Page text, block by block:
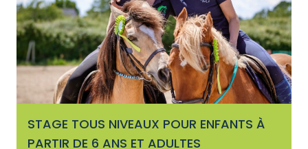
STAGE TOUS NIVEAUX POUR ENFANTS À
PARTIR DE 6 ANS ET ADULTES